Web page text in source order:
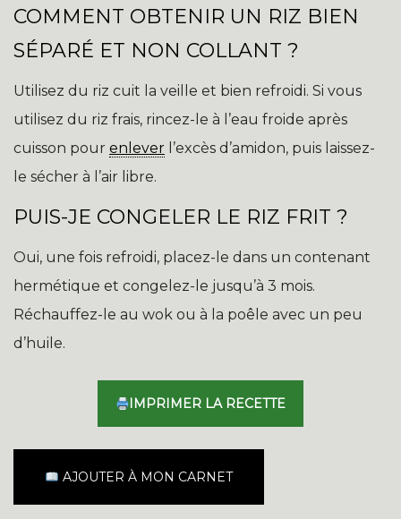
COMMENT OBTENIR UN RIZ BIEN
SÉPARÉ ET NON COLLANT ?
Utilisez du riz cuit la veille et bien refroidi. Si vous
utilisez du riz frais, rincez-le à l’eau froide après
cuisson pour enlever l’excès d’amidon, puis laissez-
le sécher à l’air libre.
PUIS-JE CONGELER LE RIZ FRIT ?
Oui, une fois refroidi, placez-le dans un contenant
hermétique et congelez-le jusqu’à 3 mois.
Réchauffez-le au wok ou à la poêle avec un peu
d’huile.
IMPRIMER LA RECETTE
AJOUTER À MON CARNET